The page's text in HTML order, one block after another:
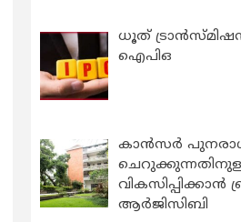
ധൂത് ട്രാൻസ്മിഷൻ
ഐപിഒ
കാന്‍സര്‍
വികസിപ്പിക്കാന്‍
ആര്‍ജിസിബി